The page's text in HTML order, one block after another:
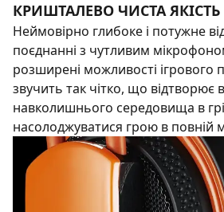
КРИШТАЛЕВО ЧИСТА
Неймовірно глибоке і потужне
поєднанні з чутливим
розширені можливості ігрового
звучить так чітко, що відтворює
навколишнього середовища в
насолоджуватися грою в повній